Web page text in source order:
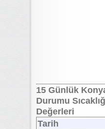
15 Günlük
Durumu
Değerleri
Tarih